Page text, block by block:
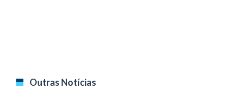
Outras Notícias